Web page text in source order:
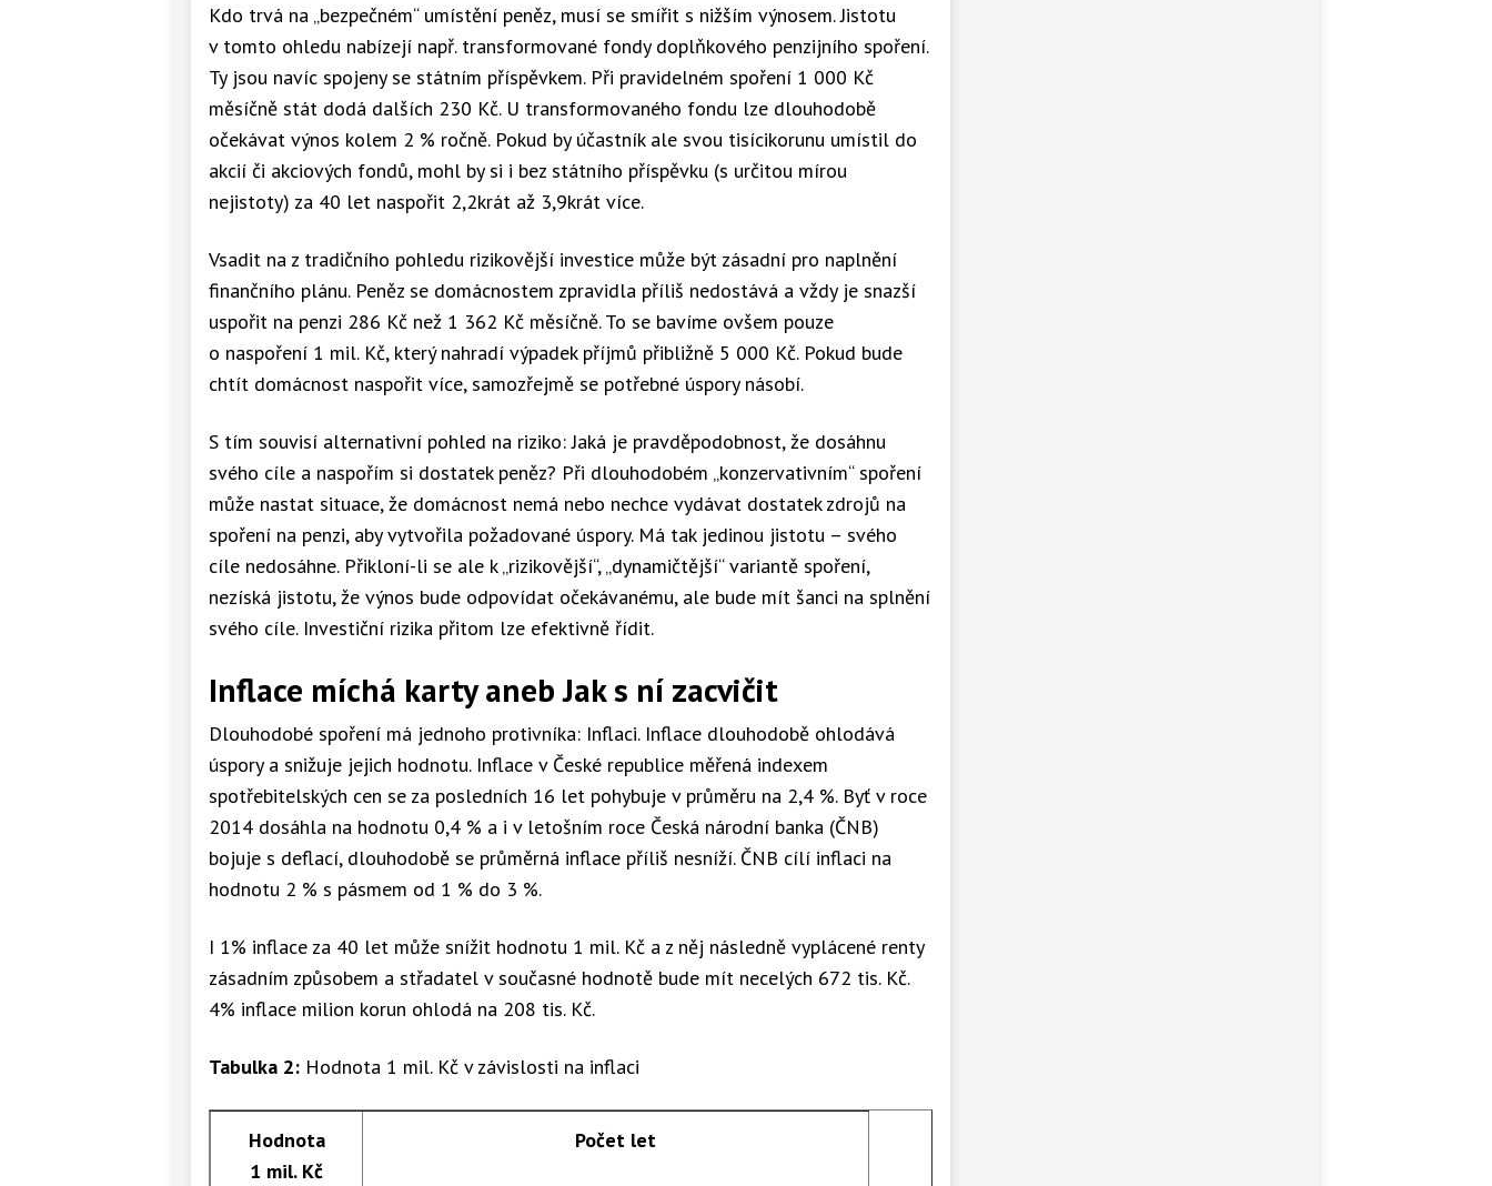
Kdo trvá na „bezpečném“ umístění peněz, musí se smířit s nižším výnosem. Jistotu
v tomto ohledu nabízejí např. transformované fondy doplňkového penzijního spoření.
Ty jsou navíc spojeny se státním příspěvkem. Při pravidelném spoření 1 000 Kč
měsíčně stát dodá dalších 230 Kč. U transformovaného fondu lze dlouhodobě
očekávat výnos kolem 2 % ročně. Pokud by účastník ale svou tisícikorunu umístil do
akcií či akciových fondů, mohl by si i bez státního příspěvku (s určitou mírou
nejistoty) za 40 let naspořit 2,2krát až 3,9krát více.
Vsadit na z tradičního pohledu rizikovější investice může být zásadní pro naplnění
finančního plánu. Peněz se domácnostem zpravidla příliš nedostává a vždy je snazší
uspořit na penzi 286 Kč než 1 362 Kč měsíčně. To se bavíme ovšem pouze
o naspoření 1 mil. Kč, který nahradí výpadek příjmů přibližně 5 000 Kč. Pokud bude
chtít domácnost naspořit více, samozřejmě se potřebné úspory násobí.
S tím souvisí alternativní pohled na riziko: Jaká je pravděpodobnost, že dosáhnu
svého cíle a naspořím si dostatek peněz? Při dlouhodobém „konzervativním“ spoření
může nastat situace, že domácnost nemá nebo nechce vydávat dostatek zdrojů na
spoření na penzi, aby vytvořila požadované úspory. Má tak jedinou jistotu – svého
cíle nedosáhne. Přikloní-li se ale k „rizikovější“, „dynamičtější“ variantě spoření,
nezíská jistotu, že výnos bude odpovídat očekávanému, ale bude mít šanci na splnění
svého cíle. Investiční rizika přitom lze efektivně řídit.
Inflace míchá karty aneb Jak s ní zacvičit
Dlouhodobé spoření má jednoho protivníka: Inflaci. Inflace dlouhodobě ohlodává
úspory a snižuje jejich hodnotu. Inflace v České republice měřená indexem
spotřebitelských cen se za posledních 16 let pohybuje v průměru na 2,4 %. Byť v roce
2014 dosáhla na hodnotu 0,4 % a i v letošním roce Česká národní banka (ČNB)
bojuje s deflací, dlouhodobě se průměrná inflace příliš nesníží. ČNB cílí inflaci na
hodnotu 2 % s pásmem od 1 % do 3 %.
I 1% inflace za 40 let může snížit hodnotu 1 mil. Kč a z něj následně vyplácené renty
zásadním způsobem a střadatel v současné hodnotě bude mít necelých 672 tis. Kč.
4% inflace milion korun ohlodá na 208 tis. Kč.
Tabulka 2: Hodnota 1 mil. Kč v závislosti na inflaci
Hodnota
1 mil. Kč
Počet let